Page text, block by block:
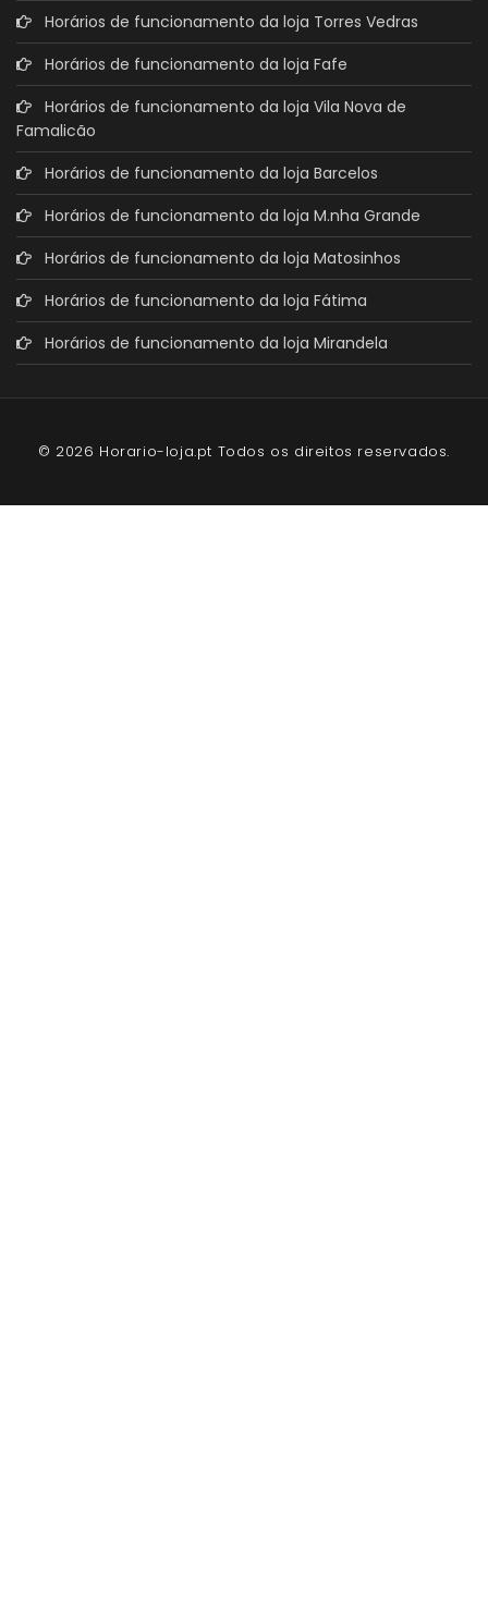
Horários de funcionamento da loja Torres Vedras
Horários de funcionamento da loja Fafe
Horários de funcionamento da loja Vila Nova de
Famalicão
Horários de funcionamento da loja Barcelos
Horários de funcionamento da loja M.nha Grande
Horários de funcionamento da loja Matosinhos
Horários de funcionamento da loja Fátima
Horários de funcionamento da loja Mirandela
© 2026 Horario-loja.pt Todos os direitos reservados.